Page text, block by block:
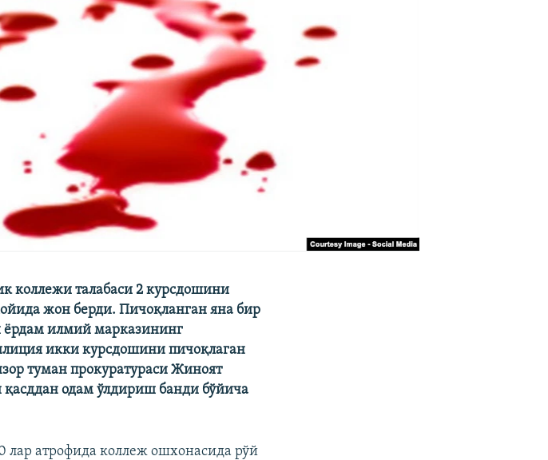
коллежи талабаси 2 курсдошини
жон берди. Пичоқланган яна бир
илмий марказининг
икки курсдошини пичоқлаган
туман прокуратураси Жиноят
одам ўлдириш банди бўйича
лар атрофида коллеж ошхонасида рўй